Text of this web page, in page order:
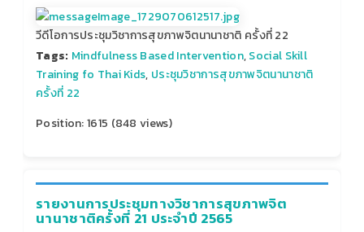
วีดีโอการประชุมวิชาการสุขภาพจิตนานาชาติ ครั้งที่ 22
Tags: Mindfulness Based Intervention,Social Skill
Training fo Thai Kids, ประชุมวิชาการสุขภาพจิตนานาชาติ
ครั้งที่ 22
Position:1615 (848 views)
รายงานการประชุมทางวิชาการสุขภาพจิต
นานาชาติครั้งที่ 21 ประจำปี 2565